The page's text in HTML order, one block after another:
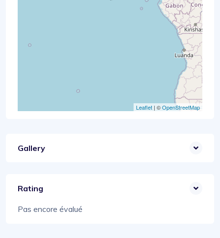
Leaflet | ©OpenStreetMap
Gallery
Rating
Pas encore évalué